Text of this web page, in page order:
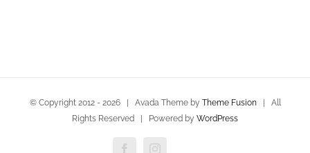
© Copyright 2012 - 2026 | Avada Theme by Theme Fusion| All
Rights Reserved | Powered by WordPress
FacebookInstagram